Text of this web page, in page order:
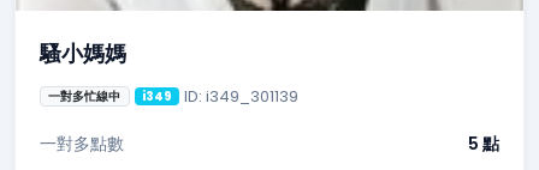
騷小媽媽
一對多忙線中 i349 ID: i349_301139
一對多點數 5 點